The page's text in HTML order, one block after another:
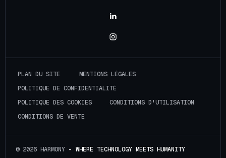
Notre chaîne linkedin
Notre chaîne instagram
PLAN DU SITE MENTIONS LÉGALES
POLITIQUE DE CONFIDENTIALITÉ
POLITIQUE DES COOKIES CONDITIONS D'UTILISATION
CONDITIONS DE VENTE
© 2026 HARMONY - WHERE TECHNOLOGY MEETS HUMANITY